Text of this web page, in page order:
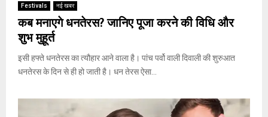
Festivals नई खबर
कब मनाएगे धनतेरस? जानिए पूजा करने की विधि और
शुभ मुहूर्त
इसी हफ्ते धनतेरस का त्यौहार आने वाला है। पांच पर्वो वाली दिवाली की शुरुआत
धनतेरस के दिन से ही हो जाती है। धन तेरस ऐसा...